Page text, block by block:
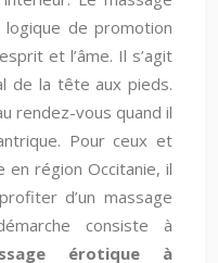
de promotion
et l’âme. Il s’agit
de la tête aux pieds.
rendez-vous quand il
Pour ceux et
en région Occitanie, il
d’un massage
consiste à
érotique à